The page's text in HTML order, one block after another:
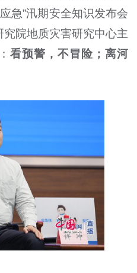
急”汛期安全知识发布会
究院地质灾害研究中心主
看预警，不冒险；离河